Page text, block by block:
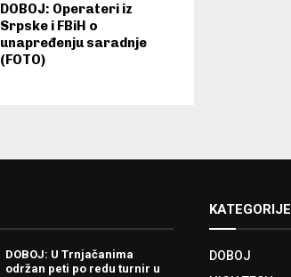
DOBOJ: Operateri iz
Srpske i FBiH o
unapređenju saradnje
(FOTO)
DOBOJ: U Trnjačanima
održan peti po redu turnir u
KATEGORIJE
DOBOJ